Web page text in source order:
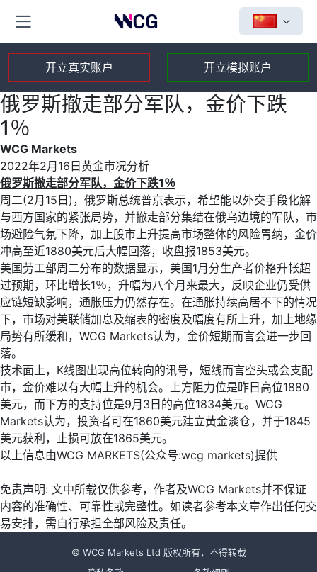
开立真实账户 开立模拟账户
俄罗斯撤走部分军队，金价下跌
1％
WCG Markets
2022年2月16日黄金市况分析
俄罗斯撤走部分军队，金价下跌1％
周二(2月15日)，俄罗斯总统普京表示，希望能以外交手段化解
与西方国家的紧张局势，并撤走部分集结在俄乌边境的军队，市
场避险气氛下降，加上股市上升提高市场整体的风险胃纳，金价
冲高至近1880美元后大幅回落，收盘报1853美元。
美国劳工部周二分布的数据显示，美国1月分生产者价格升帐超
过预期，环比增长1％，升幅为八个月来最大，反映企业仍受供
应链短缺影响，通胀压力仍然存在。在通胀持续高居不下的情况
下，市场对美联储加息及缩表的密度及幅度有所上升，加上地缘
局势有所缓和，WCG Markets认为，金价短期而言会进一步回
落。
技术面上，K线图出现高位转向的讯号，短线而言空头或会支配
市，金价难以有大幅上升的机会。上方阻力位是昨日高位1880
美元，而下方的支持位是9月3日的高位1834美元。WCG
Markets认为，投资者可在1860美元建立黄金淡仓，并于1845
美元获利，止损可放在1865美元。
以上信息由WCG MARKETS(公众号:wcg markets)提供
免责声明: 文中所载仅供参考，作者及WCG Markets并不保证
内容的准确性、可靠性或完整性。如读者参考本文章作出任何交
易安排，需自行承担全部风险及责任。
© WCG Markets Ltd 版权所有，不得转载